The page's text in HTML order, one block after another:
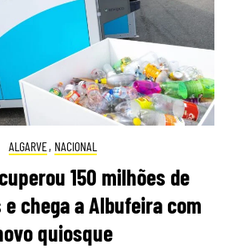
ALGARVE, NACIONAL
150 milhões de
chega a Albufeira com
quiosque